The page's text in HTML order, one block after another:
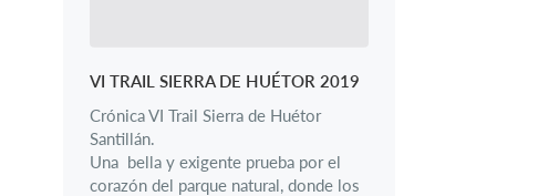
VI TRAIL SIERRA DE HUÉTOR 2019
Crónica VI Trail Sierra de Huétor
Santillán.
Una bella y exigente prueba por el
corazón del parque natural, donde los